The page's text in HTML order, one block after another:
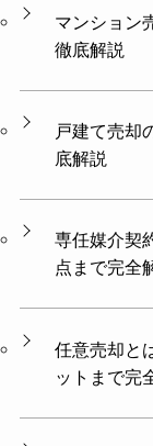
マンション
徹底解説
戸建て売却
底解説
専任媒介契
点まで完全
任意売却と
ットまで完